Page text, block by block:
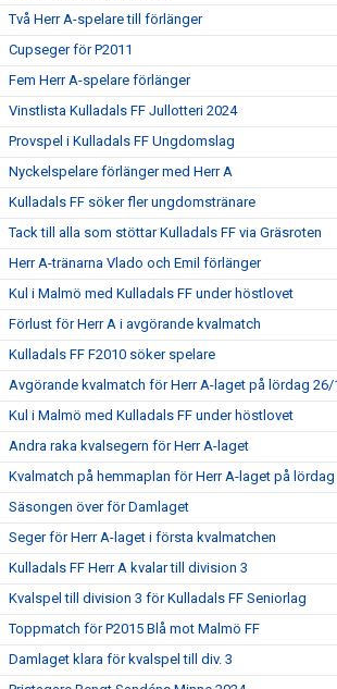
Två Herr A-spelare till förlänger
Cupseger för P2011
Fem Herr A-spelare förlänger
Vinstlista Kulladals FF Jullotteri 2024
Provspel i Kulladals FF Ungdomslag
Nyckelspelare förlänger med Herr A
Kulladals FF söker fler ungdomstränare
Tack till alla som stöttar Kulladals FF via Gräsroten
Herr A-tränarna Vlado och Emil förlänger
Kul i Malmö med Kulladals FF under höstlovet
Förlust för Herr A i avgörande kvalmatch
Kulladals FF F2010 söker spelare
Avgörande kvalmatch för Herr A-laget på lördag 26/
Kul i Malmö med Kulladals FF under höstlovet
Andra raka kvalsegern för Herr A-laget
Kvalmatch på hemmaplan för Herr A-laget på
Säsongen över för Damlaget
Seger för Herr A-laget i första kvalmatchen
Kulladals FF Herr A kvalar till division 3
Kvalspel till division 3 för Kulladals FF Seniorlag
Toppmatch för P2015 Blå mot Malmö FF
Damlaget klara för kvalspel till div. 3